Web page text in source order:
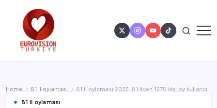
Home / 81 il oylaması /
81 il oylaması 2025: 81 ilden 1270 kişi oy kullandı
81 il oylaması